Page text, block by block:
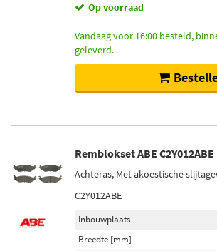
Op voorraad
Vandaag voor 16:00 besteld,
geleverd.
Remblokset ABE C2Y012ABE
Achteras, Met akoestische
C2Y012ABE
Inbouwplaats
Breedte [mm]